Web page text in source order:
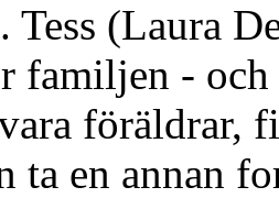
Tess (Laura
familjen - och
föräldrar,
ta en annan